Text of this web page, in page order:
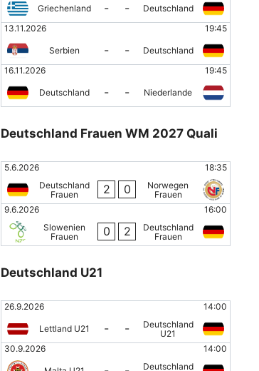
Griechenland - -
Deutschland
13.11.2026
19:45
Serbien - -
Deutschland
16.11.2026
19:45
Deutschland - - Niederlande
Deutschland Frauen WM 2027 Quali
5.6.2026
18:35
Deutschland
Frauen
2 0
Norwegen
Frauen
9.6.2026
16:00
Slowenien
Frauen
0 2
Deutschland
Frauen
Deutschland U21
26.9.2026 14:00
Lettland U21 - -
Deutschland
U21
30.9.2026
14:00
Deutschland